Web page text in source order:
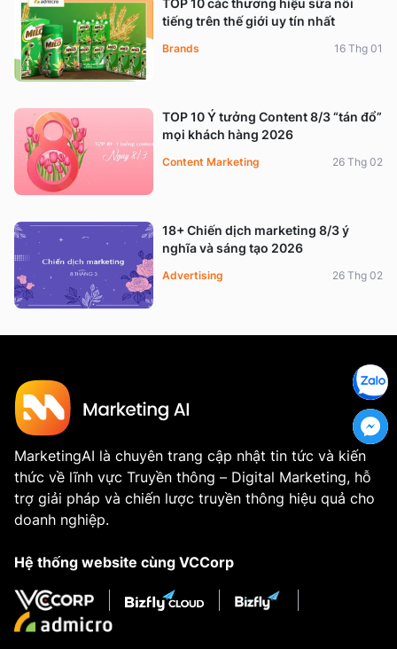
TOP 10 các thương hiệu sữa nổi
tiếng trên thế giới uy tín nhất
Brands 16 Thg 01
TOP 10 Ý tưởng Content 8/3 “tán đổ”
mọi khách hàng 2026
Content Marketing 26 Thg 02
18+ Chiến dịch marketing 8/3 ý
nghĩa và sáng tạo 2026
Advertising 26 Thg 02
MarketingAI là chuyên trang cập nhật tin tức và kiến
thức về lĩnh vực Truyền thông – Digital Marketing, hỗ
trợ giải pháp và chiến lược truyền thông hiệu quả cho
doanh nghiệp.
Hệ thống website cùng VCCorp